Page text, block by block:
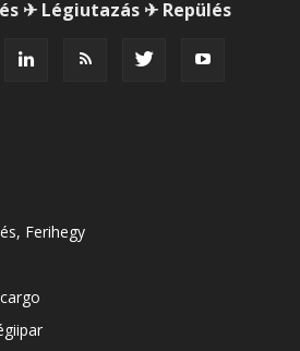
✈ Légiutazás ✈ Repülés
Ferihegy